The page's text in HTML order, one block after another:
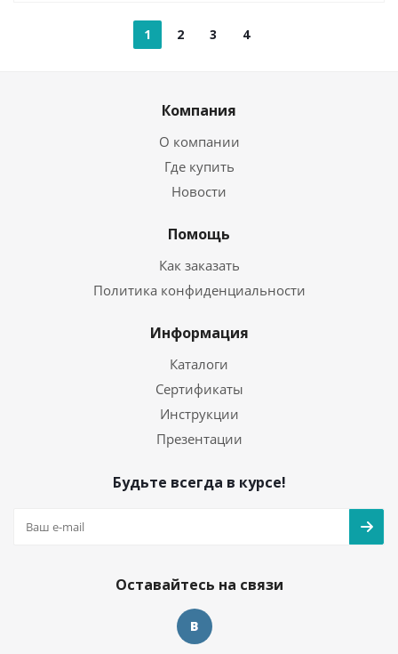
1 2 3 4
Компания
О компании
Где купить
Новости
Помощь
Как заказать
Политика конфиденциальности
Информация
Каталоги
Сертификаты
Инструкции
Презентации
Будьте всегда в курсе!
Оставайтесь на связи